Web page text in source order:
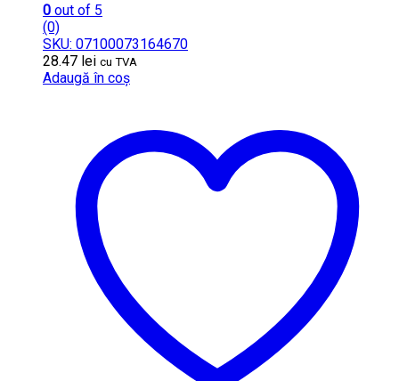
0 out of 5
(0)
SKU: 07100073164670
28.47 lei cu TVA
Adaugă în coș